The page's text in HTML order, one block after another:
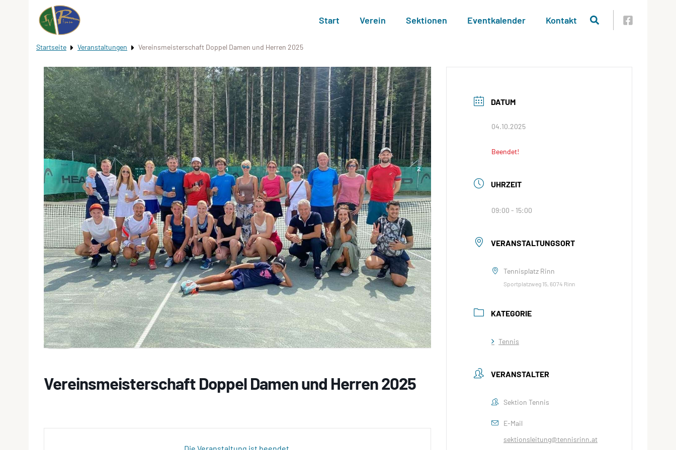
Start Verein Sektionen Eventkalender Kontakt
Startseite Veranstaltungen Vereinsmeisterschaft Doppel Damen und Herren 2025
Vereinsmeisterschaft Doppel Damen und Herren 2025
DATUM
04.10.2025
Beendet!
UHRZEIT
09:00 - 15:00
VERANSTALTUNGSORT
Tennisplatz Rinn
Sportplatzweg 15, 6074 Rinn
KATEGORIE
Tennis
VERANSTALTER
Sektion Tennis
E-Mail
sektionsleitung@tennisrinn.at